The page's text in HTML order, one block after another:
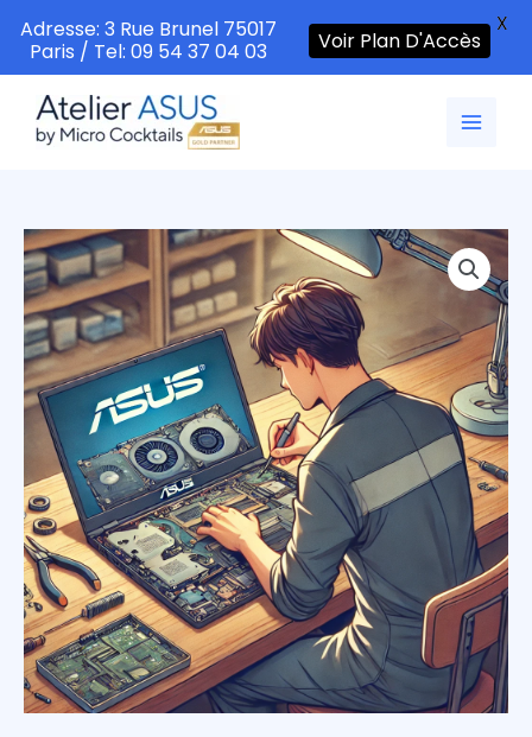
contenu
Adresse: 3 Rue Brunel 75017
Paris / Tel: 09 54 37 04 03
Voir Plan D'Accès
X